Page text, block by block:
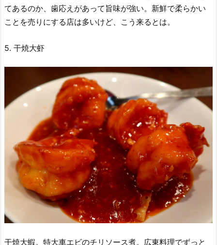
てあるのか、歯応えがあって旨味が強い。新鮮で柔らかい
ことを売りにする店は多いけど、こう来るとは。
5. 干焼大虾
干焼大蝦。特大車エビのチリソース煮。広東料理でずっと